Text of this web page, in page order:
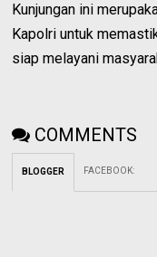
Kunjungan ini
Kapolri untuk
siap melayani
COMMENTS
BLOGGER FACEBOOK: